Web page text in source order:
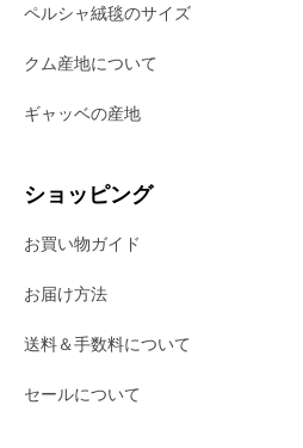
ペルシャ絨毯のサイズ
クム産地について
ギャッベの産地
ショッピング
お買い物ガイド
お届け方法
送料＆手数料について
セールについて